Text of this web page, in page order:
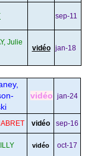
sep-11
Julie
vidéo jan-18
vidéo jan-24
vidéo sep-16
vidéo oct-17